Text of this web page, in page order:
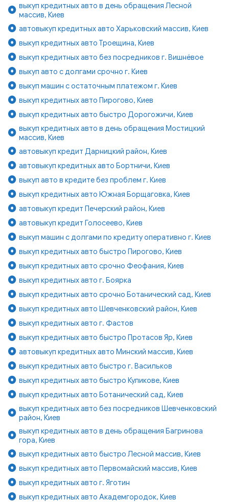
выкуп кредитных авто в день обращения Лесной
массив, Киев
автовыкуп кредитных авто Харьковский массив, Киев
выкуп кредитных авто Троещина, Киев
выкуп кредитных авто без посредников г. Вишнёвое
выкуп авто с долгами срочно г. Киев
выкуп машин с остаточным платежом г. Киев
выкуп кредитных авто Пирогово, Киев
выкуп кредитных авто быстро Дорогожичи, Киев
выкуп кредитных авто в день обращения Мостицкий
массив, Киев
автовыкуп кредит Дарницкий район, Киев
автовыкуп кредитных авто Бортничи, Киев
выкуп авто в кредите без проблем г. Киев
выкуп кредитных авто Южная Борщаговка, Киев
автовыкуп кредит Печерский район, Киев
автовыкуп кредит Голосеево, Киев
выкуп машин с долгами по кредиту оперативно г. Киев
выкуп кредитных авто быстро Пирогово, Киев
выкуп кредитных авто срочно Феофания, Киев
выкуп кредитных авто г. Боярка
выкуп кредитных авто срочно Ботанический сад, Киев
выкуп кредитных авто Шевченковский район, Киев
выкуп кредитных авто г. Фастов
выкуп кредитных авто быстро Протасов Яр, Киев
автовыкуп кредитных авто Минский массив, Киев
выкуп кредитных авто быстро г. Васильков
выкуп кредитных авто быстро Куликове, Киев
выкуп кредитных авто Ботанический сад, Киев
выкуп кредитных авто без посредников Шевченковский
район, Киев
выкуп кредитных авто в день обращения Багринова
гора, Киев
выкуп кредитных авто быстро Лесной массив, Киев
выкуп кредитных авто Первомайский массив, Киев
выкуп кредитных авто г. Яготин
выкуп кредитных авто Академгородок, Киев